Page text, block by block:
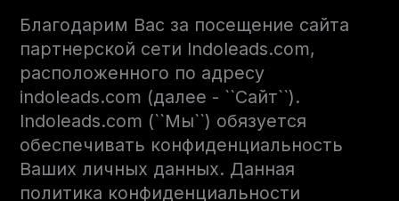
Благодарим Вас за посещение сайта
партнерской сети Indoleads.com,
расположенного по адресу
indoleads.com (далее - ``Сайт``).
Indoleads.com (``Мы``) обязуется
обеспечивать конфиденциальность
Ваших личных данных. Данная
политика конфиденциальности